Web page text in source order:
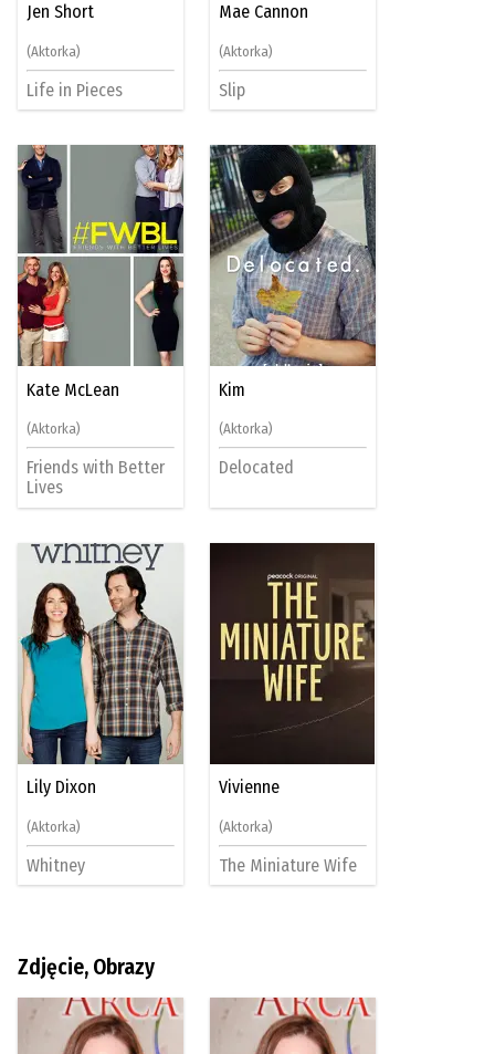
Jen Short
(Aktorka)
Life in Pieces
Mae Cannon
(Aktorka)
Slip
Kate McLean
(Aktorka)
Friends with Better
Lives
Kim
(Aktorka)
Delocated
Lily Dixon
(Aktorka)
Whitney
Vivienne
(Aktorka)
The Miniature Wife
Zdjęcie, Obrazy